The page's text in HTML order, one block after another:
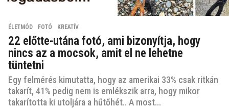
ÉLETMÓD ,FOTÓ ,KREATÍV
22 előtte-utána fotó, ami bizonyítja, hogy
nincs az a mocsok, amit el ne lehetne
tüntetni
Egy felmérés kimutatta, hogy az amerikai 33% csak ritkán
takarít, 41% pedig nem is emlékszik arra, hogy mikor
takarította ki utoljára a hűtőhét.. A most...